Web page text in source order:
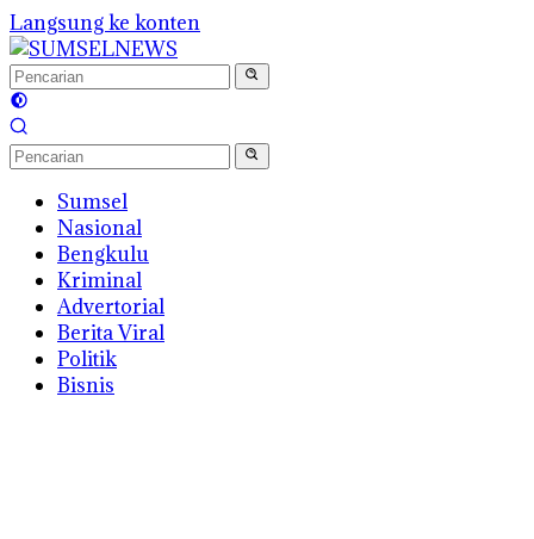
Langsung ke konten
Sumsel
Nasional
Bengkulu
Kriminal
Advertorial
Berita Viral
Politik
Bisnis